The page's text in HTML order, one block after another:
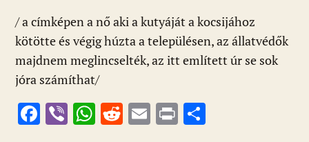
/ a címképen a nő aki a kutyáját a kocsijához
kötötte és végig húzta a településen, az állatvédők
majdnem meglincselték, az itt említett úr se sok
jóra számíthat/
F Vi W R E Pr